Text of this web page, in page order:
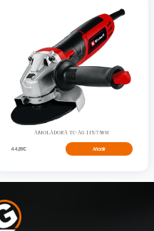
AMOLADORA TC-AG 115/750W
44,89€ Añadir